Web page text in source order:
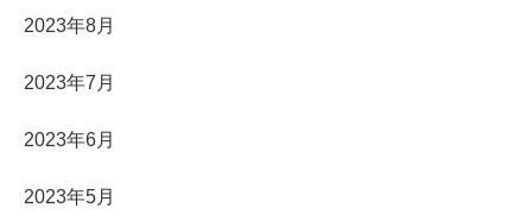
2023年8月
2023年7月
2023年6月
2023年5月